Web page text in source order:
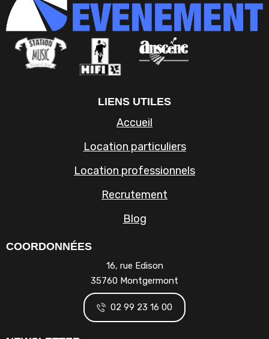
LIENS UTILES
Accueil
Location particuliers
Location professionnels
Recrutement
Blog
COORDONNÉES
16, rue Edison
35760 Montgermont
02 99 23 16 00